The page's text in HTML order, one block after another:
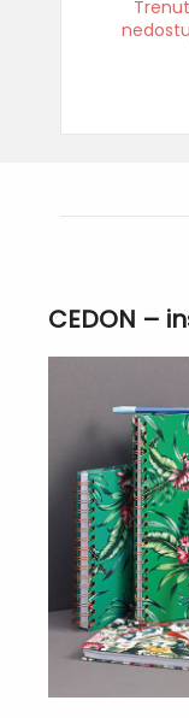
CEDON –